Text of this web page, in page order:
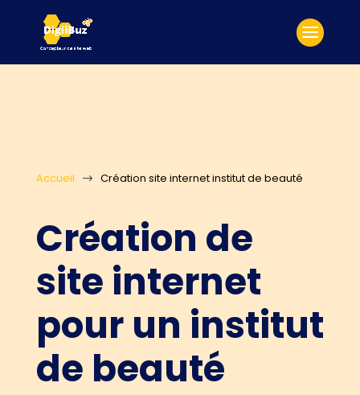
Accueil $ Création site internet institut de beauté
Création de
site internet
pour un institut
de beauté